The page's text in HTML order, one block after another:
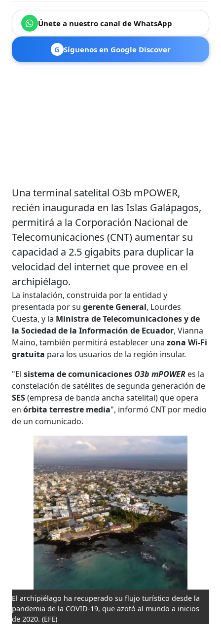
Únete a nuestro canal de WhatsApp
G Síguenos en Google Discover
Una terminal satelital O3b mPOWER,
recién inaugurada en las Islas Galápagos,
permitirá a la Corporación Nacional de
Telecomunicaciones (CNT) aumentar su
capacidad a 2.5 gigabits para duplicar la
velocidad del internet que provee en el
archipiélago.
La instalación, construida por la entidad y
presentada por sugerente General, Lourdes
Cuesta, y la Ministra de Telecomunicaciones y de
la Sociedad de la Información de Ecuador, Vianna
Maino, también permitirá establecer una zona Wi-Fi
gratuita para los usuarios de la región insular.
"Elsistema de comunicaciones O3b mPOWER es la
constelación de satélites de segunda generación de
SES(empresa de banda ancha satelital) que opera
enórbita terrestre media", informó CNT por medio
de un comunicado.
El archipiélago ha recuperado su flujo turístico desde la
pandemia de la COVID-19, que azotó al mundo a inicios
de 2020. (EFE)